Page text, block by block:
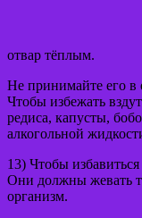
отвар тёплым.
Не принимайте его в
Чтобы избежать
редиса, капусты,
алкогольной
13) Чтобы
Они должны жевать
организм.